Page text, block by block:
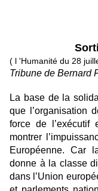
( l 'Humanité du 28
Tribune de Bernard
La base de la
que l’organisation
force de
montrer
Européenne. Car
donne à la classe
dans l’Union